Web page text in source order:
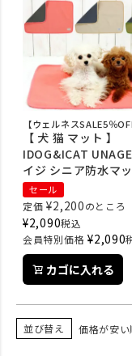
【ウェルネスSALE5％
【 犬 猫 マット 】
IDOG&ICAT
イジ シニア防水マ
セール
定価 ¥2,200のところ
¥2,090税込
会員特別価格 ¥2,090
カゴに入れる
並び替え 価格が安い